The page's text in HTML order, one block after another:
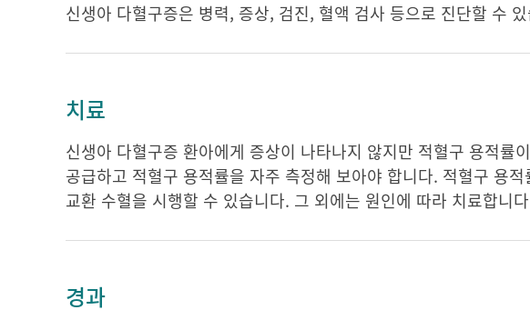
신생아 다혈구증은 병력, 증상, 검진, 혈액 검사 등으로 진단할 수
치료
신생아 다혈구증 환아에게 증상이 나타나지 않지만 적혈구 용적
공급하고 적혈구 용적률을 자주 측정해 보아야 합니다. 적혈구 용
교환 수혈을 시행할 수 있습니다. 그 외에는 원인에 따라 치료합니
경과